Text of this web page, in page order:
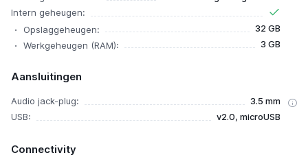
Intern geheugen:
Opslaggeheugen:
32 GB
Werkgeheugen (RAM):
3 GB
Aansluitingen
Audio jack-plug:
3.5 mm
USB:
v2.0, microUSB
Connectivity